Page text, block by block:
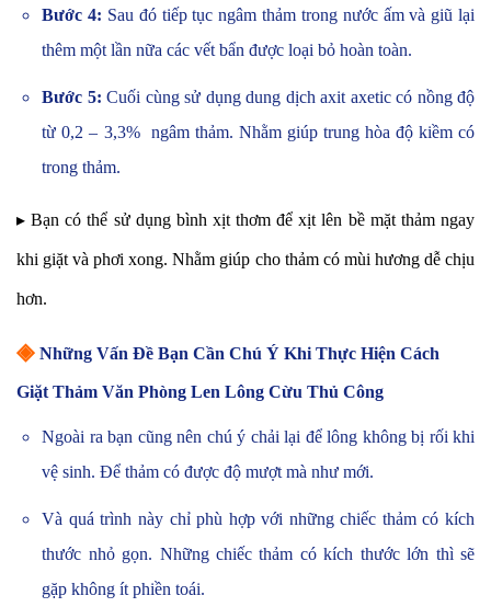
Bước 4: Sau đó tiếp tục ngâm thảm trong nước ấm và giũ lại
thêm một lần nữa các vết bẩn được loại bỏ hoàn toàn.
Bước 5: Cuối cùng sử dụng dung dịch axit axetic có nồng độ
từ 0,2 – 3,3% ngâm thảm. Nhằm giúp trung hòa độ kiềm có
trong thảm.
▸ Bạn có thể sử dụng bình xịt thơm để xịt lên bề mặt thảm ngay
khi giặt và phơi xong. Nhằm giúp cho thảm có mùi hương dễ chịu
hơn.
◈ Những Vấn Đề Bạn Cần Chú Ý Khi Thực Hiện Cách
Giặt Thảm Văn Phòng Len Lông Cừu Thủ Công
Ngoài ra bạn cũng nên chú ý chải lại để lông không bị rối khi
vệ sinh. Để thảm có được độ mượt mà như mới.
Và quá trình này chỉ phù hợp với những chiếc thảm có kích
thước nhỏ gọn. Những chiếc thảm có kích thước lớn thì sẽ
gặp không ít phiền toái.